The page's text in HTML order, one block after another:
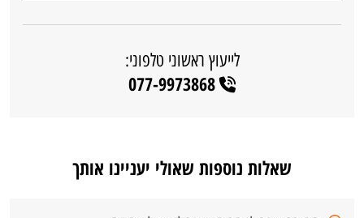
לייעוץ ראשוני טלפוני:
077-9973868
שאלות נוספות שאולי יעניינו אותך